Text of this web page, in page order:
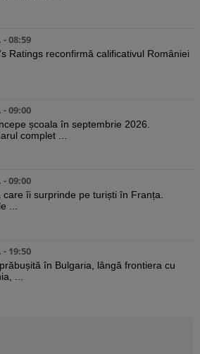
- 08:59
Ratings reconfirmă calificativul României
- 09:00
școala în septembrie 2026.
complet ...
- 09:00
care îi surprinde pe turiști în Franța.
...
- 19:50
în Bulgaria, lângă frontiera cu
...